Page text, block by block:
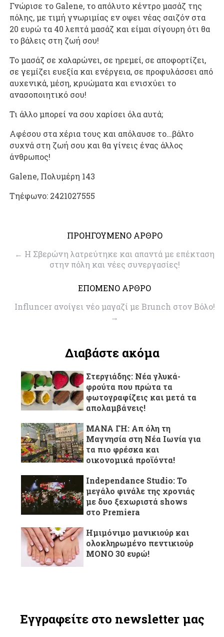
Γνώρισε το Galene, το απόλυτο κέντρο μασάζ της
πόλης, με τιμή γνωριμίας εν οψει νέας σαιζόν στα
20 ευρώ τα 40 λεπτά μασάζ και είμαι σίγουρη ότι θα
το βάλεις στη ζωή σου!
Το μασάζ σε χαλαρώνει, σε ηρεμεί, σε αποφορτίζει,
σε γεμίζει ευεξία και ενέργεια, σε προφυλάσσει από
αυχενικά, μέση, κρυώματα και ενισχύει το
ανασοποιητικό σου!
Τι άλλο μπορεί να σου χαρίσει όλα αυτά;
Αφέσου στα χέρια τους και απόλαυσε το…βάλτο
συχνά στη ζωή σου και θα γίνεις ένας άλλος
άνθρωπος!
Galene, Πολυμέρη 143
Τηέφωνο: 2421027555
ΠΡΟΗΓΟΥΜΕΝΟ ΑΡΘΡΟ
← Η Σβερώνη λατρεύτηκε και απαντά με επέκταση
στην πόλη και νέες συνεργασίες!
ΕΠΟΜΕΝΟ ΑΡΘΡΟ
Influncer ανοίγει νέο μαγαζί με Brunch στον Βόλο!
→
Διαβάστε ακόμα
Στεργιάδης: Νέα γλυκά-
φρούτα που πρώτα τα
φωτογραφίζεις και μετά τα
απολαμβάνεις!
ΜΑΝΑ ΓΗ: Απ όλη τη
Μαγνησία στη Νέα Ιωνία για
τα πιο φρέσκα και
οικονομικά προϊόντα!
Independance Studio: Το
μεγάλο φινάλε της χρονιάς
με δυο ξεχωριστά shows
στο Premiera
Ημιμόνιμο μανικιούρ και
ολοκληρωμένο πεντικιούρ
ΜΟΝΟ 30 ευρώ!
Εγγραφείτε στο newsletter μας